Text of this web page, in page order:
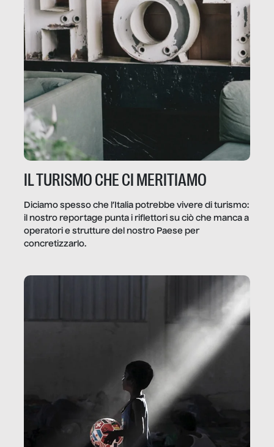
IL TURISMO CHE CI MERITIAMO
Diciamo spesso che l’Italia potrebbe vivere di turismo:
il nostro reportage punta i riflettori su ciò che manca a
operatori e strutture del nostro Paese per
concretizzarlo.